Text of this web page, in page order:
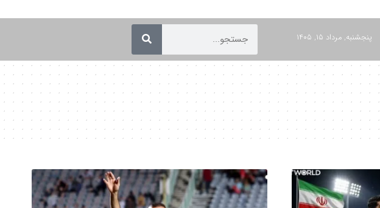
پنجشنبه, مرداد ۱۵, ۱۴۰۵